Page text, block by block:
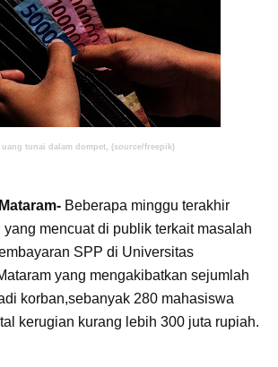
uang tunai dalam dompet, (source/freepik)
Beberapa minggu terakhir
yang mencuat di publik terkait masalah
SPP di Universitas
yang mengakibatkan sejumlah
korban,sebanyak 280 mahasiswa
kerugian kurang lebih 300 juta rupiah.